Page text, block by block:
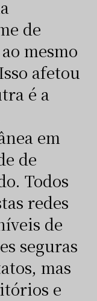
de
mesmo
afetou
é a
em
de
Todos
redes
de
seguras
mas
e